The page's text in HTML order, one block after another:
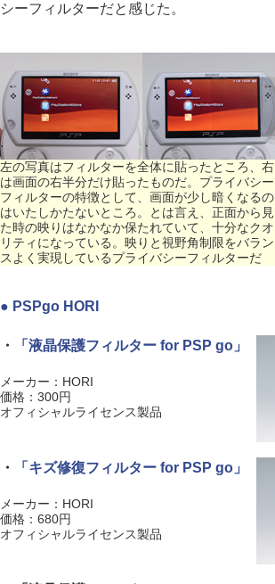
シーフィルターだと感じた。
左の写真はフィルターを全体に貼ったところ、右
は画面の右半分だけ貼ったものだ。プライバシー
フィルターの特徴として、画面が少し暗くなるの
はいたしかたないところ。とは言え、正面から見
た時の映りはなかなか保たれていて、十分なクオ
リティになっている。映りと視野角制限をバラン
スよく実現しているプライバシーフィルターだ
● PSPgo HORI
・ 「液晶保護フィルター for PSP go」
メーカー：HORI
価格：300円
オフィシャルライセンス製品
・ 「キズ修復フィルター for PSP go」
メーカー：HORI
価格：680円
オフィシャルライセンス製品